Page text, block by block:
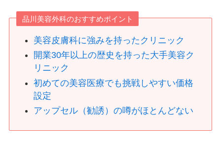
品川美容外科のおすすめポイント
美容皮膚科に強みを持ったクリニック
開業30年以上の歴史を持った大手美容ク
リニック
初めての美容医療でも挑戦しやすい価格
設定
アップセル（勧誘）の噂がほとんどない